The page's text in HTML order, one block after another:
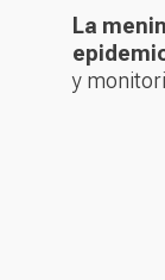
La
y